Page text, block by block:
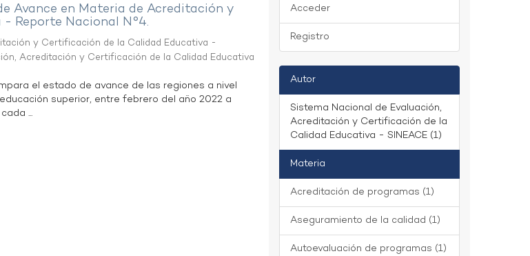
Avance en Materia de Acreditación y
Reporte Nacional N°4.
y Certificación de la Calidad Educativa -
Acreditación y Certificación de la Calidad Educativa
el estado de avance de las regiones a nivel
superior, entre febrero del año 2022 a
...
Acceder
Registro
Autor
Sistema Nacional de Evaluación,
Acreditación y Certificación de la
Calidad Educativa - SINEACE (1)
Materia
Acreditación de programas (1)
Aseguramiento de la calidad (1)
Autoevaluación de programas (1)